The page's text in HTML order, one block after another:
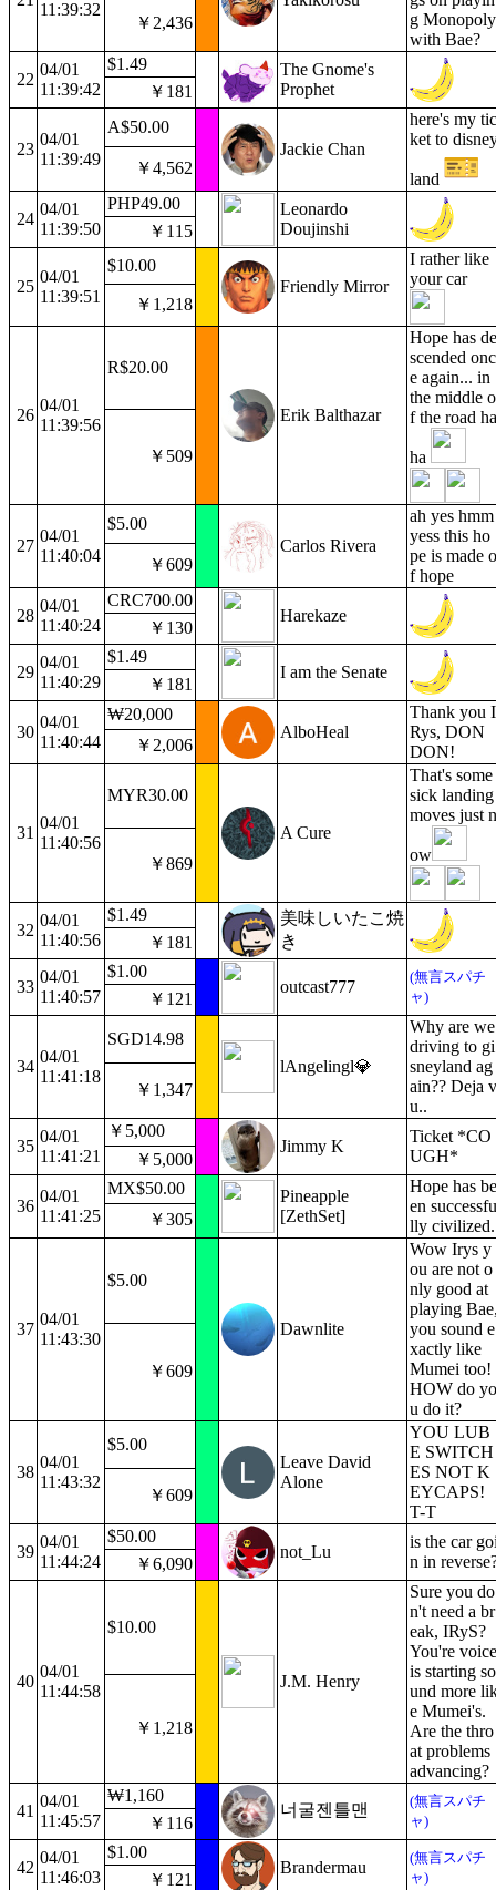
11:39:32
g Monopoly
with Bae?
￥2,436
22
04/01
11:39:42
$1.49
The Gnome's
Prophet
￥181
23
04/01
11:39:49
A$50.00
Jackie Chan
here's my tic
ket to
land
￥4,562
24
04/01
11:39:50
PHP49.00
Leonardo
Doujinshi
￥115
25
04/01
11:39:51
$10.00
Friendly Mirror
I rather like
your car
￥1,218
26
04/01
11:39:56
R$20.00
Erik Balthazar
Hope has de
scended onc
e again... in
the middle o
f the road ha
ha
￥509
27
04/01
11:40:04
$5.00
Carlos Rivera
ah yes hmm
yess this ho
pe is made o
f hope
￥609
28
04/01
11:40:24
CRC700.00
Harekaze
￥130
29
04/01
11:40:29
$1.49
I am the Senate
￥181
30
04/01
11:40:44
₩20,000
AlboHeal
Thank you I
Rys, DON
DON!
￥2,006
31
04/01
11:40:56
MYR30.00
A Cure
That's some
sick landing
moves just n
ow
￥869
32
04/01
11:40:56
$1.49
美味しいたこ焼
き
￥181
33
04/01
11:40:57
$1.00
outcast777
(無言スパチ
ャ)
￥121
34
04/01
11:41:18
SGD14.98
lAngelingl💎
Why are we
driving to gi
sneyland ag
ain?? Deja v
u..
￥1,347
35
04/01
11:41:21
￥5,000
Jimmy K
Ticket *CO
UGH*
￥5,000
36
04/01
11:41:25
MX$50.00
Pineapple
[ZethSet]
Hope has be
en successfu
lly civilized.
￥305
37
04/01
11:43:30
$5.00
Dawnlite
Wow Irys y
ou are not o
nly good at
playing
you sound e
xactly like
Mumei too!
HOW do yo
u do it?
￥609
38
04/01
11:43:32
$5.00
Leave David
Alone
YOU LUB
E SWITCH
ES NOT K
EYCAPS!
T-T
￥609
39
04/01
11:44:24
$50.00
not_Lu
is the car
n in
￥6,090
40
04/01
11:44:58
$10.00
J.M. Henry
Sure you do
n't need a br
eak, IRyS?
You're voice
is starting so
und more
e Mumei's.
Are the thro
at problems
advancing?
￥1,218
41
04/01
11:45:57
₩1,160
너굴젠틀맨
(無言スパチ
ャ)
￥116
42
04/01
11:46:03
$1.00
Brandermau
(無言スパチ
ャ)
￥121